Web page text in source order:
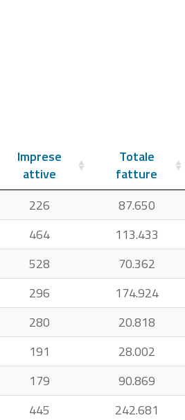
Imprese
attive
Totale
fatture
226
87.650
464
113.433
528
70.362
296
174.924
280
20.818
191
28.002
179
90.869
445
242.681